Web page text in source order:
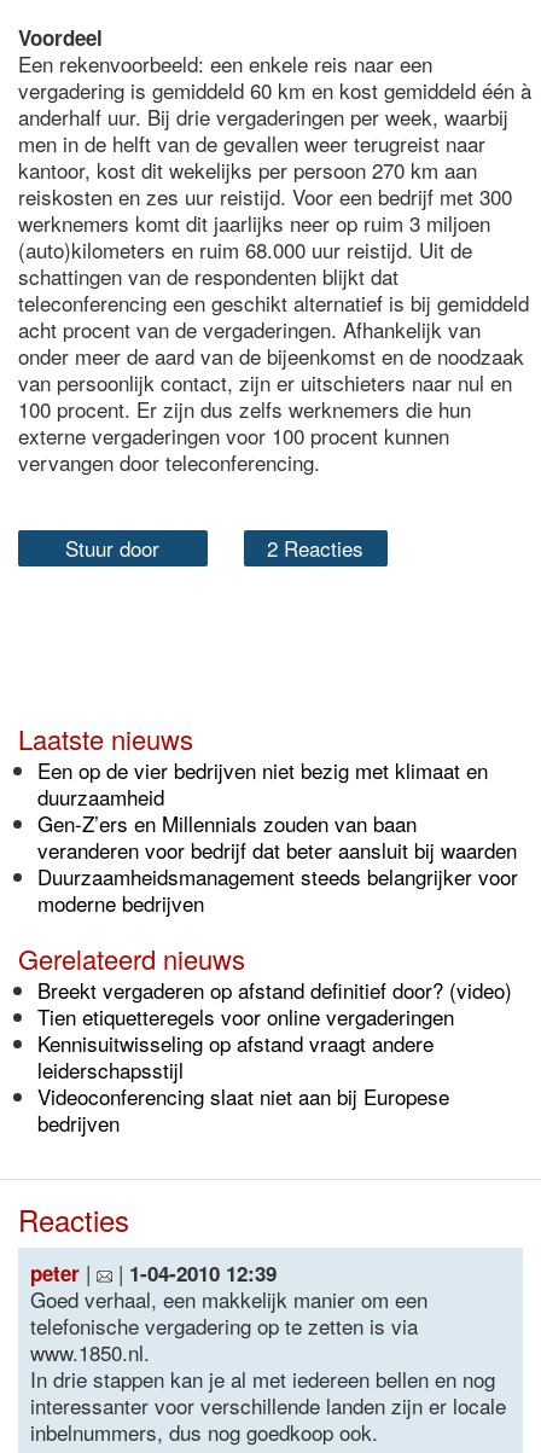
Voordeel
Een rekenvoorbeeld: een enkele reis naar een
vergadering is gemiddeld 60 km en kost gemiddeld één à
anderhalf uur. Bij drie vergaderingen per week, waarbij
men in de helft van de gevallen weer terugreist naar
kantoor, kost dit wekelijks per persoon 270 km aan
reiskosten en zes uur reistijd. Voor een bedrijf met 300
werknemers komt dit jaarlijks neer op ruim 3 miljoen
(auto)kilometers en ruim 68.000 uur reistijd. Uit de
schattingen van de respondenten blijkt dat
teleconferencing een geschikt alternatief is bij gemiddeld
acht procent van de vergaderingen. Afhankelijk van
onder meer de aard van de bijeenkomst en de noodzaak
van persoonlijk contact, zijn er uitschieters naar nul en
100 procent. Er zijn dus zelfs werknemers die hun
externe vergaderingen voor 100 procent kunnen
vervangen door teleconferencing.
Stuur door 2 Reacties
Laatste nieuws
Een op de vier bedrijven niet bezig met klimaat en
duurzaamheid
Gen-Z’ers en Millennials zouden van baan
veranderen voor bedrijf dat beter aansluit bij waarden
Duurzaamheidsmanagement steeds belangrijker voor
moderne bedrijven
Gerelateerd nieuws
Breekt vergaderen op afstand definitief door? (video)
Tien etiquetteregels voor online vergaderingen
Kennisuitwisseling op afstand vraagt andere
leiderschapsstijl
Videoconferencing slaat niet aan bij Europese
bedrijven
Reacties
peter | | 1-04-2010 12:39
Goed verhaal, een makkelijk manier om een
telefonische vergadering op te zetten is via
www.1850.nl.
In drie stappen kan je al met iedereen bellen en nog
interessanter voor verschillende landen zijn er locale
inbelnummers, dus nog goedkoop ook.